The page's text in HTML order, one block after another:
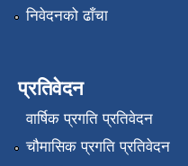
निवेदनको ढाँचा
प्रतिवेदन
वार्षिक प्रगति प्रतिवेदन
चौमासिक प्रगति प्रतिवेदन